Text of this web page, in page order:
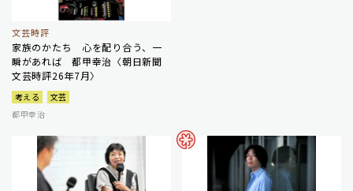
文芸時評
家族のかたち 心を配り合う、一
瞬があれば 都甲幸治〈朝日新聞
文芸時評26年7月〉
考える
文芸
都甲幸治